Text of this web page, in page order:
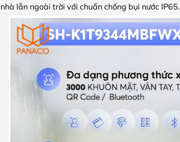
nhà lẫn ngoài trời với chuẩn chống bụi nước IP65.